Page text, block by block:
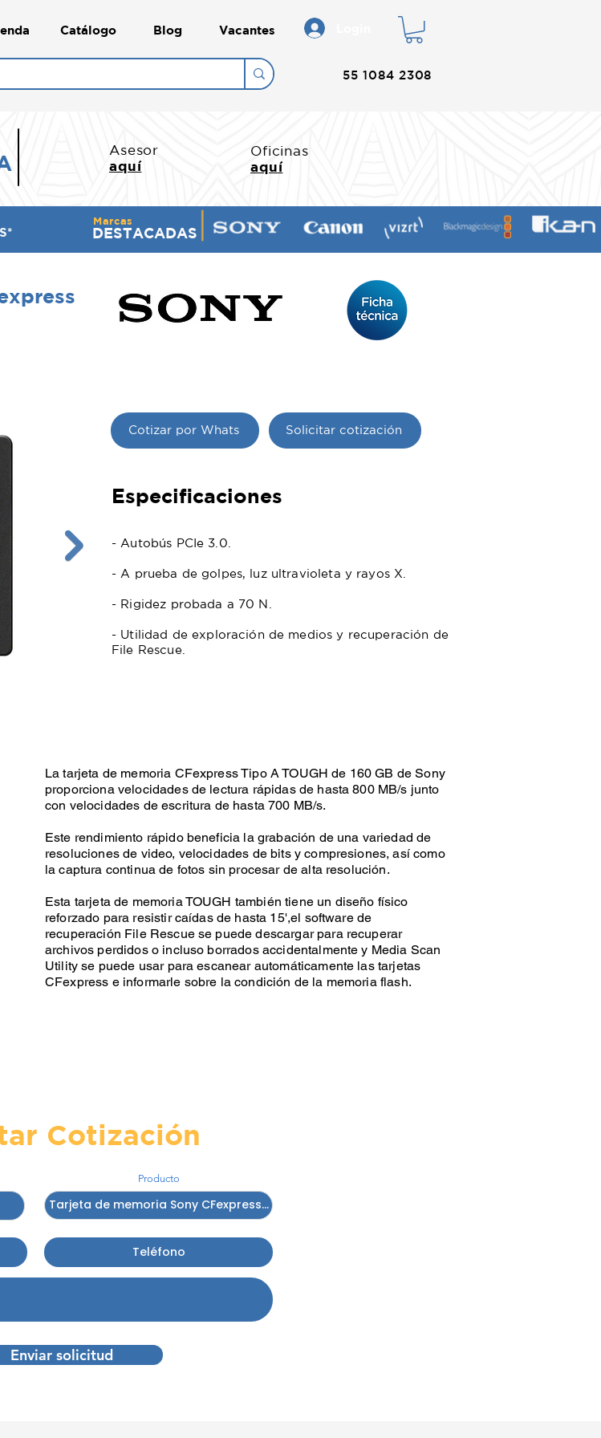
Catálogo Blog Vacantes
55 1084 2308
Asesor
aquí
Oficinas
aquí
DESTACADAS
Marcas
Cotizar por Whats Solicitar cotización
Especificaciones
- Autobús PCIe 3.0.
- A prueba de golpes, luz ultravioleta y rayos X.
- Rigidez probada a 70 N.
- Utilidad de exploración de medios y recuperación de
File Rescue.
La tarjeta de memoria CFexpress Tipo A TOUGH de 160 GB de Sony
proporciona velocidades de lectura rápidas de hasta 800 MB/s junto
con velocidades de escritura de hasta 700 MB/s.
Este rendimiento rápido beneficia la grabación de una variedad de
resoluciones de video, velocidades de bits y compresiones, así como
la captura continua de fotos sin procesar de alta resolución.
Esta tarjeta de memoria TOUGH también tiene un diseño físico
reforzado para resistir caídas de hasta 15',el software de
recuperación File Rescue se puede descargar para recuperar
archivos perdidos o incluso borrados accidentalmente y Media Scan
Utility se puede usar para escanear automáticamente las tarjetas
CFexpress e informarle sobre la condición de la memoria flash.
Cotización
Producto
Enviar solicitud